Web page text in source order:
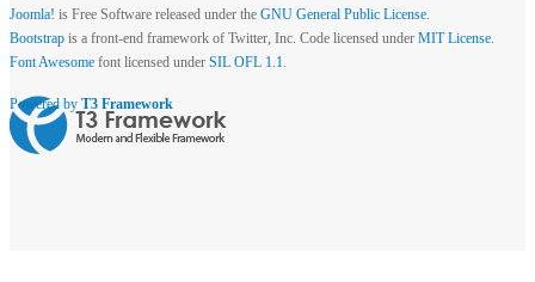
Joomla! is Free Software released under the GNU General Public License.
Bootstrap is a front-end framework of Twitter, Inc. Code licensed under MIT License.
Font Awesome font licensed under SIL OFL 1.1
Powered by T3 Framework